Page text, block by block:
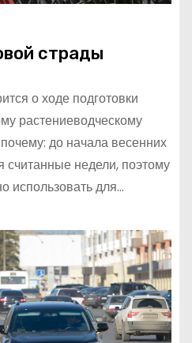
страды
о ходе подготовки
растениеводческому
до начала весенних
считанные недели, поэтому
использовать для…